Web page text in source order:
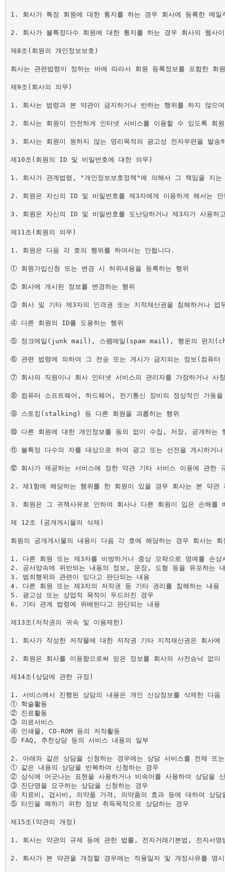
1. 회사가 특정 회원에 대한 통지를 하는 경우 회사에 등록한 메일
2. 회사가 불특정다수 회원에 대한 통지를 하는 경우 회사의 웹사
제8조(회원의 개인정보보호)
회사는 관련법령이 정하는 바에 따라서 회원 등록정보를 포함한
제9조(회사의 의무)
1. 회사는 법령과 본 약관이 금지하거나 반하는 행위를 하지 않으
2. 회사는 회원이 안전하게 인터넷 서비스를 이용할 수 있도록 회
3. 회사는 회원이 원하지 않는 영리목적의 광고성 전자우편을 발송
제10조(회원의 ID 및 비밀번호에 대한 의무)
1. 회사가 관계법령, "개인정보보호정책"에 의해서 그 책임을 지
2. 회원은 자신의 ID 및 비밀번호를 제3자에게 이용하게 해서는 안
3. 회원은 자신의 ID 및 비밀번호를 도난당하거나 제3자가 사용하
제11조(회원의 의무)
1. 회원은 다음 각 호의 행위를 하여서는 안됩니다.
① 회원가입신청 또는 변경 시 허위내용을 등록하는 행위
② 회사에 게시된 정보를 변경하는 행위
③ 회사 및 기타 제3자의 인격권 또는 지적재산권을 침해하거나 업
④ 다른 회원의 ID를 도용하는 행위
⑤ 정크메일(junk mail), 스팸메일(spam mail), 행운의 편지
⑥ 관련 법령에 의하여 그 전송 또는 게시가 금지되는 정보(컴퓨터
⑦ 회사의 직원이나 회사 인터넷 서비스의 관리자를 가장하거나 사
⑧ 컴퓨터 소프트웨어, 하드웨어, 전기통신 장비의 정상적인 가동
⑨ 스토킹(stalking) 등 다른 회원을 괴롭히는 행위
⑩ 다른 회원에 대한 개인정보를 동의 없이 수집, 저장, 공개하는
⑪ 불특정 다수의 자를 대상으로 하여 광고 또는 선전을 게시하거
⑫ 회사가 제공하는 서비스에 정한 약관 기타 서비스 이용에 관한
2. 제1항에 해당하는 행위를 한 회원이 있을 경우 회사는 본 약
3. 회원은 그 귀책사유로 인하여 회사나 다른 회원이 입은 손해를
제 12조 (공개게시물의 삭제)
회원의 공개게시물의 내용이 다음 각 호에 해당하는 경우 회사는
1. 다른 회원 또는 제3자를 비방하거나 중상 모략으로 명예를 손상
2. 공서양속에 위반되는 내용의 정보, 문장, 도형 등을 유포하는
3. 범죄행위와 관련이 있다고 판단되는 내용
4. 다른 회원 또는 제3자의 저작권 등 기타 권리를 침해하는 내용
5. 광고성 또는 상업적 목적이 두드러진 경우
6. 기타 관계 법령에 위배된다고 판단되는 내용
제13조(저작권의 귀속 및 이용제한)
1. 회사가 작성한 저작물에 대한 저작권 기타 지적재산권은 회사에
2. 회원은 회사를 이용함으로써 얻은 정보를 회사의 사전승낙 없
제14조(상담에 관한 규정)
1. 서비스에서 진행된 상담의 내용은 개인 신상정보를 삭제한 다
① 학술활동
② 진료활동
③ 의료서비스
④ 인쇄물, CD-ROM 등의 저작활동
⑤ FAQ, 추천상담 등의 서비스 내용의 일부
2. 아래와 같은 상담을 신청하는 경우에는 상담 서비스를 전체 또
① 같은 내용의 상담을 반복하여 신청하는 경우
② 상식에 어긋나는 표현을 사용하거나 비속어를 사용하여 상담을
③ 진단명을 요구하는 상담을 신청하는 경우
④ 치료비, 검사비, 의약품 가격, 의약품의 효과 등에 대하여 상담
⑤ 타인을 해하기 위한 정보 취득목적으로 상담하는 경우
제15조(약관의 개정)
1. 회사는 약관의 규제 등에 관한 법률, 전자거래기본법, 전자서
2. 회사가 본 약관을 개정할 경우에는 적용일자 및 개정사유를 명